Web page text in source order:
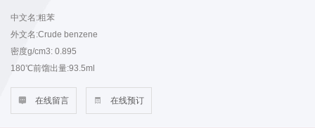
中文名:粗苯
外文名:Crude benzene
密度g/cm3: 0.895
180℃前馏出量:93.5ml
水分: 无游离水
 在线留言  在线预订